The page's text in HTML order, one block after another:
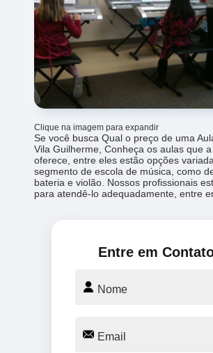
Clique na imagem para expandir
Se você busca Qual o preço de uma
Vila Guilherme, Conheça os aulas que
oferece, entre eles estão opções
segmento de escola de música, como
bateria e violão. Nossos profissionais
para atendê-lo adequadamente, entre
Entre em